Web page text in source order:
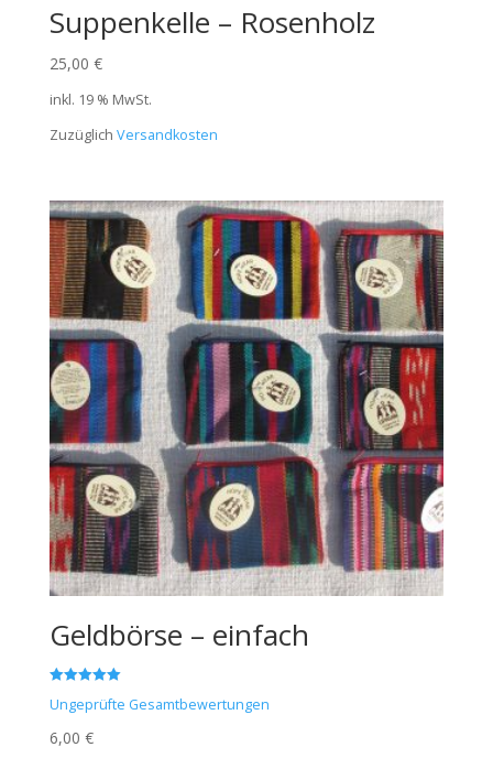
Suppenkelle – Rosenholz
25,00 €
inkl. 19 % MwSt.
Zuzüglich Versandkosten
Geldbörse – einfach
5.00
Ungeprüfte Gesamtbewertungen
6,00 €